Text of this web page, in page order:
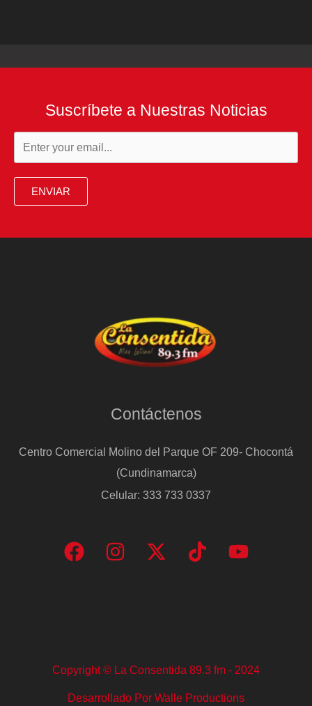
Suscríbete a Nuestras Noticias
ENVIAR
Contáctenos
Centro Comercial Molino del Parque OF 209- Chocontá
(Cundinamarca)
Celular: 333 733 0337
Copyright © La Consentida 89.3 fm - 2024
Desarrollado Por Walle Productions